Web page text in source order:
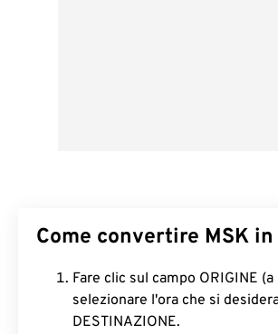
Come convertire MSK in
Fare clic sul campo ORIGINE
selezionare l'ora che si
DESTINAZIONE.